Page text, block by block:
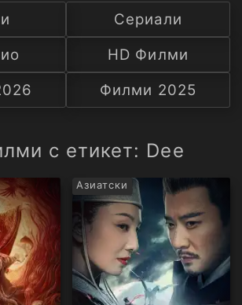
Ф
С
А
Сериали
HD Филми
Филми 2025
с етикет: Dee
Азиатски